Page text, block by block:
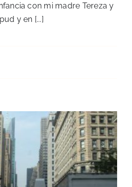
con mi madre Tereza y
y en [...]